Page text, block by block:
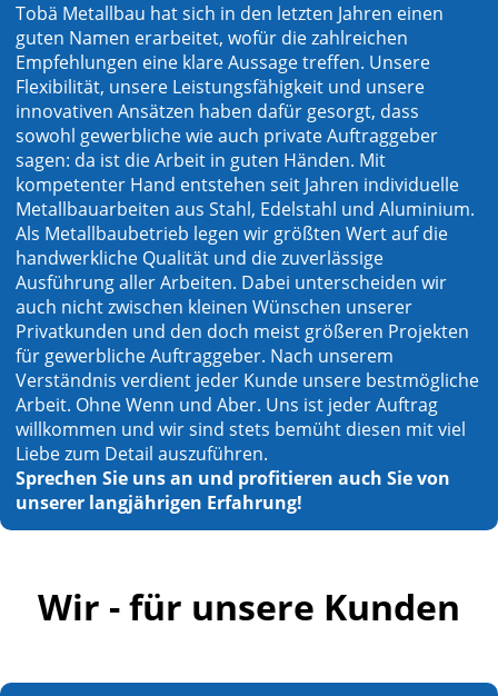
Tobä Metallbau hat sich in den letzten Jahren einen
guten Namen erarbeitet, wofür die zahlreichen
Empfehlungen eine klare Aussage treffen. Unsere
Flexibilität, unsere Leistungsfähigkeit und unsere
innovativen Ansätzen haben dafür gesorgt, dass
sowohl gewerbliche wie auch private Auftraggeber
sagen: da ist die Arbeit in guten Händen. Mit
kompetenter Hand entstehen seit Jahren individuelle
Metallbauarbeiten aus Stahl, Edelstahl und Aluminium.
Als Metallbaubetrieb legen wir größten Wert auf die
handwerkliche Qualität und die zuverlässige
Ausführung aller Arbeiten. Dabei unterscheiden wir
auch nicht zwischen kleinen Wünschen unserer
Privatkunden und den doch meist größeren Projekten
für gewerbliche Auftraggeber. Nach unserem
Verständnis verdient jeder Kunde unsere bestmögliche
Arbeit. Ohne Wenn und Aber. Uns ist jeder Auftrag
willkommen und wir sind stets bemüht diesen mit viel
Liebe zum Detail auszuführen.
Sprechen Sie uns an und profitieren auch Sie von
unserer langjährigen Erfahrung!
Wir - für unsere Kunden